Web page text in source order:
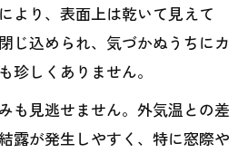
より、表面上は乾いて見えて
じ込められ、気づかぬうちにカ
珍しくありません。
も見逃せません。外気温との差
露が発生しやすく、特に窓際や